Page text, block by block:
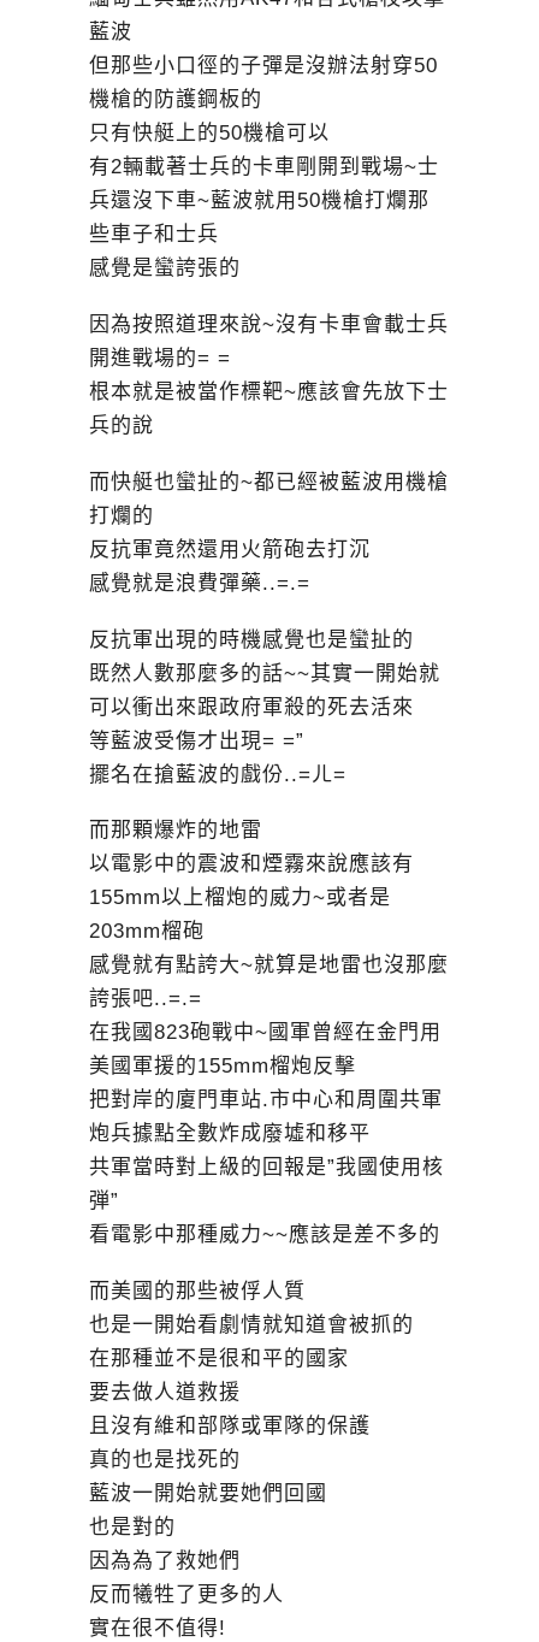
藍波
但那些小口徑的子彈是沒辦法射穿50
機槍的防護鋼板的
只有快艇上的50機槍可以
有2輛載著士兵的卡車剛開到戰場~士
兵還沒下車~藍波就用50機槍打爛那
些車子和士兵
感覺是蠻誇張的
因為按照道理來說~沒有卡車會載士兵
開進戰場的= =
根本就是被當作標靶~應該會先放下士
兵的說
而快艇也蠻扯的~都已經被藍波用機槍
打爛的
反抗軍竟然還用火箭砲去打沉
感覺就是浪費彈藥..=.=
反抗軍出現的時機感覺也是蠻扯的
既然人數那麼多的話~~其實一開始就
可以衝出來跟政府軍殺的死去活來
等藍波受傷才出現= =”
擺名在搶藍波的戲份..=ㄦ=
而那顆爆炸的地雷
以電影中的震波和煙霧來說應該有
155mm以上榴炮的威力~或者是
203mm榴砲
感覺就有點誇大~就算是地雷也沒那麼
誇張吧..=.=
在我國823砲戰中~國軍曾經在金門用
美國軍援的155mm榴炮反擊
把對岸的廈門車站.市中心和周圍共軍
炮兵據點全數炸成廢墟和移平
共軍當時對上級的回報是”我國使用核
弾”
看電影中那種威力~~應該是差不多的
而美國的那些被俘人質
也是一開始看劇情就知道會被抓的
在那種並不是很和平的國家
要去做人道救援
且沒有維和部隊或軍隊的保護
真的也是找死的
藍波一開始就要她們回國
也是對的
因為為了救她們
反而犧牲了更多的人
實在很不值得!